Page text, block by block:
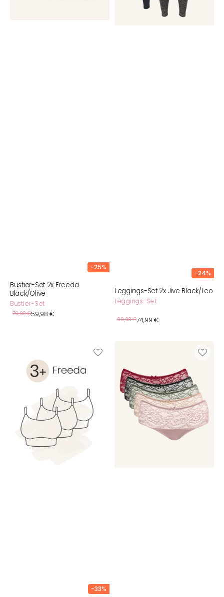
-25%
Bustier-Set 2x Freeda
Black/Olive
Bustier-Set
Normaler
79,98 €
Verkaufspreis
59,98 €
-24%
Leggings-Set 2x Jive Black/Leo
Leggings-Set
Normaler
99,98 €
Verkaufspreis
74,99 €
Freeda
-33%
Set
5x
Lace
Basic
Herbst